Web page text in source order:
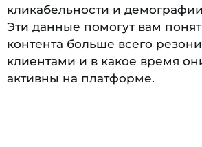
кликабельности и
Эти данные помогут вам
контента больше всего
клиентами и в какое время
активны на платформе.